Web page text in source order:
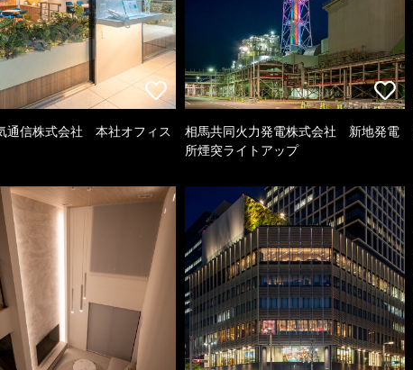
通信株式会社 本社オフィス
相馬共同火力発電株式会社 新地発電
所煙突ライトアップ